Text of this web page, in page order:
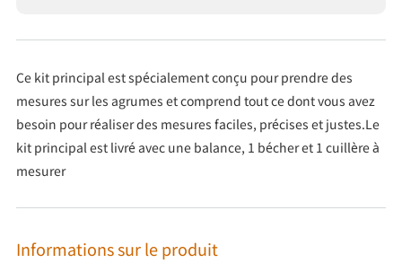
Ce kit principal est spécialement conçu pour prendre des
mesures sur les agrumes et comprend tout ce dont vous avez
besoin pour réaliser des mesures faciles, précises et justes.Le
kit principal est livré avec une balance, 1 bécher et 1 cuillère à
mesurer
Informations sur le produit